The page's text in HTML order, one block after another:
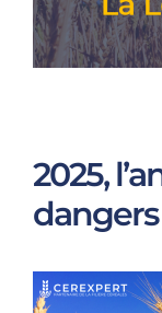
2025,
dangers